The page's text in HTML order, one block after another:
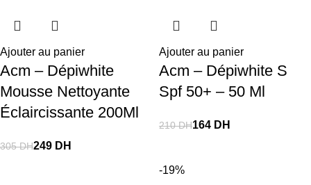
Ajouter au panier
Acm – Dépiwhite
Mousse Nettoyante
Éclaircissante 200Ml
305DH249 DH
Ajouter au panier
Acm – Dépiwhite S
Spf 50+ – 50 Ml
210DH164 DH
-19%